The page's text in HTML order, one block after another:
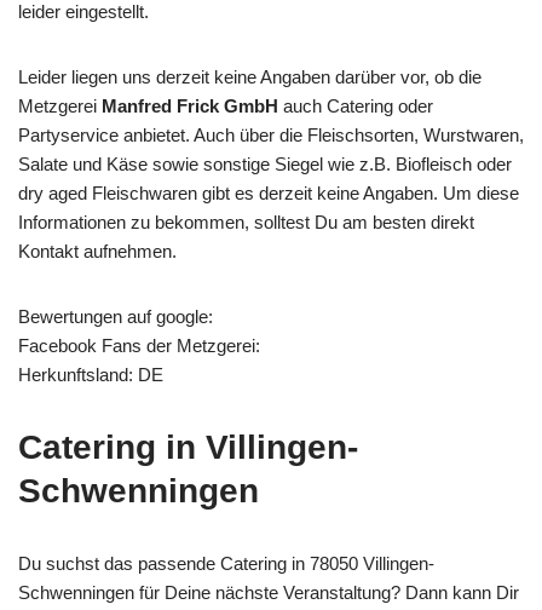
leider eingestellt.
Leider liegen uns derzeit keine Angaben darüber vor, ob die
Metzgerei Manfred Frick GmbH auch Catering oder
Partyservice anbietet. Auch über die Fleischsorten, Wurstwaren,
Salate und Käse sowie sonstige Siegel wie z.B. Biofleisch oder
dry aged Fleischwaren gibt es derzeit keine Angaben. Um diese
Informationen zu bekommen, solltest Du am besten direkt
Kontakt aufnehmen.
Bewertungen auf google:
Facebook Fans der Metzgerei:
Herkunftsland: DE
Catering in Villingen-
Schwenningen
Du suchst das passende Catering in 78050 Villingen-
Schwenningen für Deine nächste Veranstaltung? Dann kann Dir